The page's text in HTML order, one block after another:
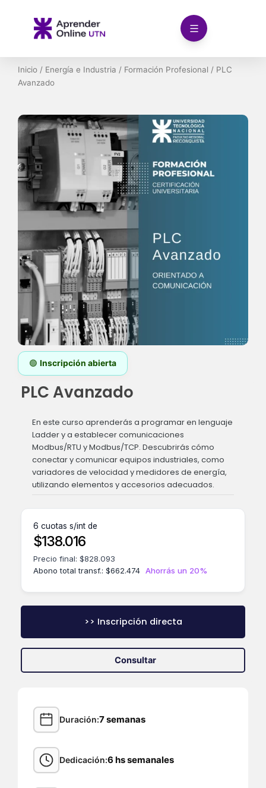
contenido
Inicio / Energía e Industria / Formación Profesional / PLC
Avanzado
🟢Inscripción abierta
PLC Avanzado
En este curso aprenderás a programar en lenguaje
Ladder y a establecer comunicaciones
Modbus/RTU y Modbus/TCP. Descubrirás cómo
conectar y comunicar equipos industriales, como
variadores de velocidad y medidores de energía,
utilizando elementos y accesorios adecuados.
6 cuotas s/int de
$138.016
Precio final: $828.093
Abono total transf.: $662.474 Ahorrás un 20%
>> Inscripción directa
Consultar
Duración 7 semanas
Dedicación 6 hs semanales